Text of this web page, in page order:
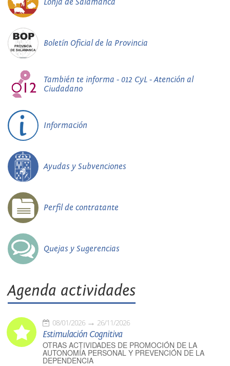
Boletín Oficial de la Provincia
También te informa - 012 CyL - Atención al
Ciudadano
Información
Ayudas y Subvenciones
Perfil de contratante
Quejas y Sugerencias
Agenda actividades
08/01/2026 26/11/2026
Estimulación Cognitiva
OTRAS ACTIVIDADES DE PROMOCIÓN DE LA
AUTONOMÍA PERSONAL Y PREVENCIÓN DE LA
DEPENDENCIA